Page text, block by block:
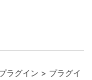
ラグイン > プラグイ